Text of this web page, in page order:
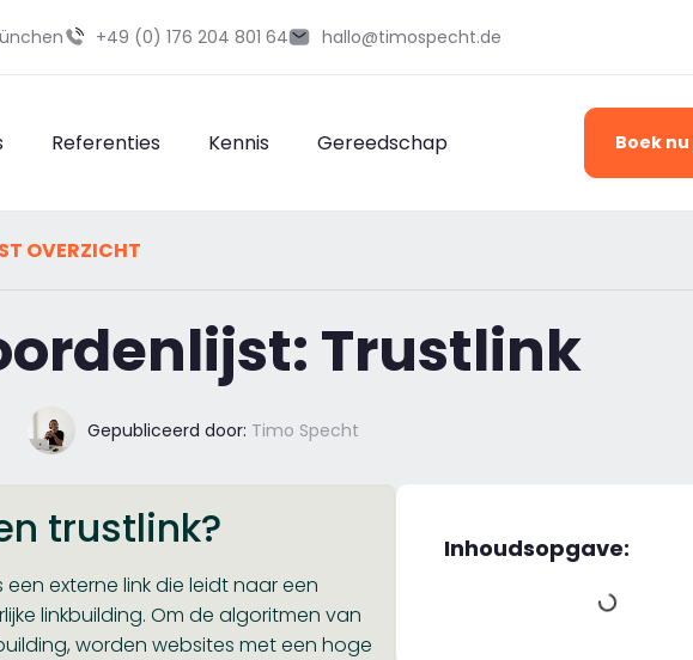
+49 (0) 176 204 801 64 hallo@timospecht.de
Referenties Kennis Gereedschap Boek
OVERZICHT
Trustlink
Gepubliceerd door: Timo Specht
trustlink?
externe link die leidt naar een
linkbuilding. Om de algoritmen van
worden websites met een hoge
Inhoudsopgave: